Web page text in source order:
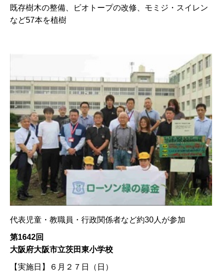
既存樹木の整備、ビオトープの改修、モミジ・スイレン
など57本を植樹
代表児童・教職員・行政関係者など約30人が参加
第1642回
大阪府大阪市立茨田東小学校
【実施日】 ６月２７日（日）